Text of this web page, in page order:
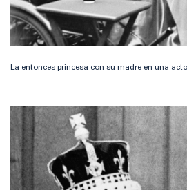
La entonces princesa con su madre en una